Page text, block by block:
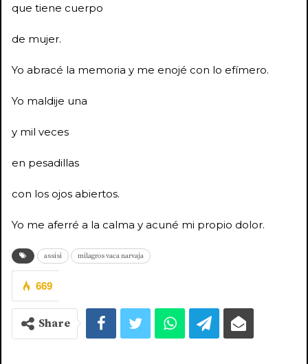
que tiene cuerpo
de mujer.
Yo abracé la memoria y me enojé con lo efímero.
Yo maldije una
y mil veces
en pesadillas
con los ojos abiertos.
Yo me aferré a la calma y acuné mi propio dolor.
assisi milagros vaca narvaja
669
Share